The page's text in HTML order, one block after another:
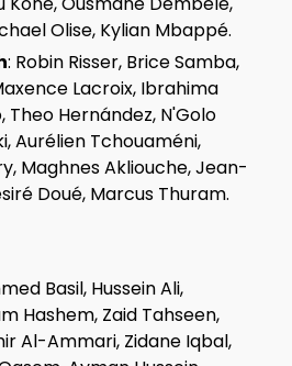
Olise, Kylian Mbappé.
: Robin Risser, Brice Samba,
Lacroix, Ibrahima
Theo Hernández, N'Golo
Aurélien Tchouaméni,
Maghnes Akliouche, Jean-
Doué, Marcus Thuram.
Basil, Hussein Ali,
Hashem, Zaid Tahseen,
Al-Ammari, Zidane Iqbal,